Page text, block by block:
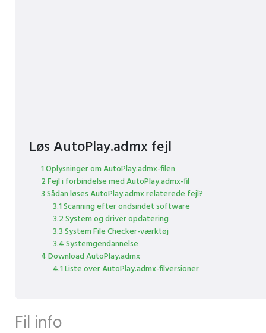
Løs AutoPlay.admx fejl
1 Oplysninger om AutoPlay.admx-filen
2 Fejl i forbindelse med AutoPlay.admx-fil
3 Sådan løses AutoPlay.admx relaterede fejl?
3.1 Scanning efter ondsindet software
3.2 System og driver opdatering
3.3 System File Checker-værktøj
3.4 Systemgendannelse
4 Download AutoPlay.admx
4.1 Liste over AutoPlay.admx-filversioner
Fil info